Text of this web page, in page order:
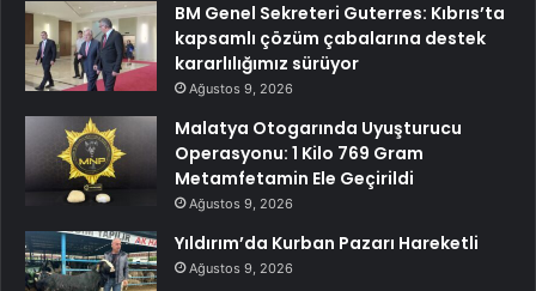
BM Genel Sekreteri Guterres: Kıbrıs’ta
kapsamlı çözüm çabalarına destek
kararlılığımız sürüyor
Ağustos 9, 2026
Malatya Otogarında Uyuşturucu
Operasyonu: 1 Kilo 769 Gram
Metamfetamin Ele Geçirildi
Ağustos 9, 2026
Yıldırım’da Kurban Pazarı Hareketli
Ağustos 9, 2026